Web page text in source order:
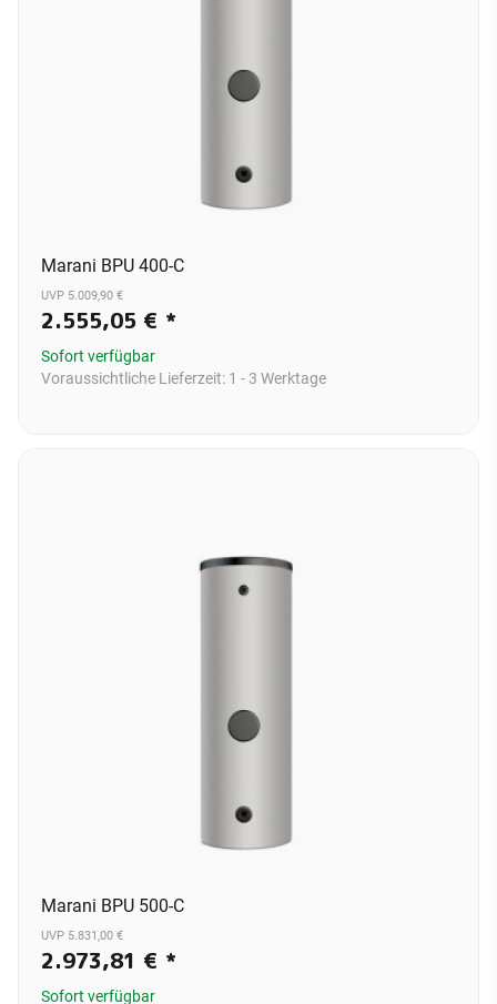
Marani BPU 400-C
UVP 5.009,90 €
2.555,05 € *
Sofort verfügbar
Voraussichtliche Lieferzeit: 1 - 3 Werktage
Marani BPU 500-C
UVP 5.831,00 €
2.973,81 € *
Sofort verfügbar